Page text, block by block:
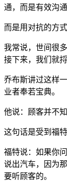
通，而是有效沟通
而是用对抗的方
我常说，世间很
接下来，我们就
乔布斯讲过这样
业者奉若宝典。
他说：顾客并不
这句话是受到福
福特说：如果你
说出汽车，因为
要听顾客的。